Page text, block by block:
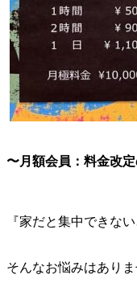
〜月額会員：料金改
『家だと集中できな
そんなお悩みはありま